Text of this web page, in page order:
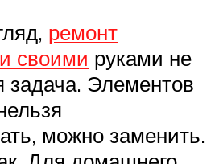
ремонт
своими руками не
задача. Элементов
можно заменить.